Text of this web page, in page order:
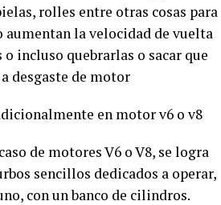
rolles entre otras cosas para
la velocidad de vuelta
incluso quebrarlas o sacar que
desgaste de motor
en motor v6 o v8
de motores V6 o V8, se logra
sencillos dedicados a operar,
con un banco de cilindros.